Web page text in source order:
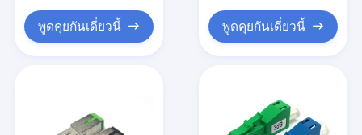
พูดคุยกันเดี๋ยวนี้
WDM MUX DEMUX
พูดคุยกันเดี๋ยวนี้ พูดคุยกันเดี๋ยวนี้